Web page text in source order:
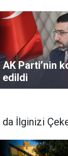
AK Parti’nin
edildi
da İlginizi